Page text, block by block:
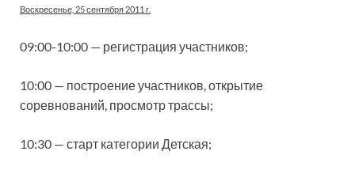
Воскресенье, 25 сентября 2011 г.
09:00-10:00 — регистрация участников;
10:00 — построение участников, открытие
соревнований, просмотр трассы;
10:30 — старт категории Детская;